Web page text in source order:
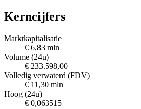
Kerncijfers
Marktkapitalisatie
€ 6,83 mln
Volume (24u)
€ 233.598,00
Volledig verwaterd (FDV)
€ 11,30 mln
Hoog (24u)
€ 0,063515